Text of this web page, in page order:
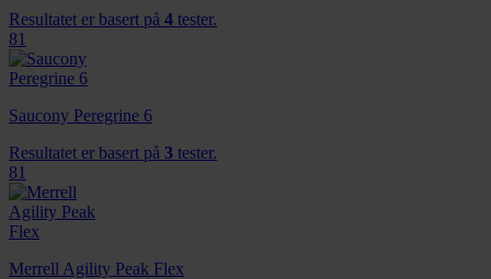
Resultatet er basert på 4 tester.
81
Saucony Peregrine 6
Resultatet er basert på 3 tester.
81
Merrell Agility Peak Flex